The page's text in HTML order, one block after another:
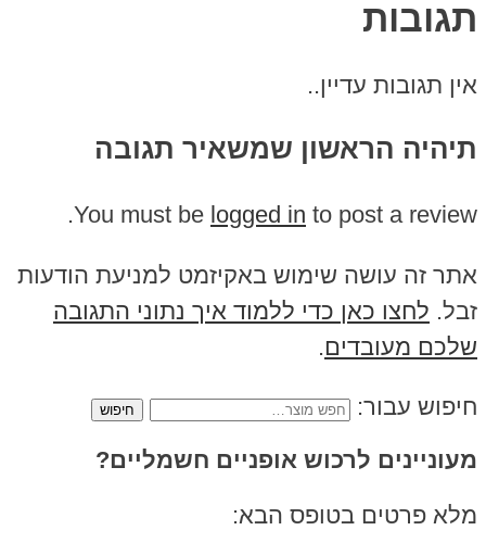
תגובות
אין תגובות עדיין..
תיהיה הראשון שמשאיר תגובה
You must be logged in to post a review.
אתר זה עושה שימוש באקיזמט למניעת הודעות
זבל. לחצו כאן כדי ללמוד איך נתוני התגובה
שלכם מעובדים.
חיפוש עבור:
מעוניינים לרכוש אופניים חשמליים?
מלא פרטים בטופס הבא: